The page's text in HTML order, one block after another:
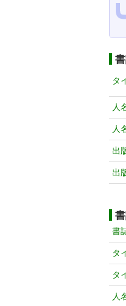
タ
人
人
出
出
書
タ
タ
人